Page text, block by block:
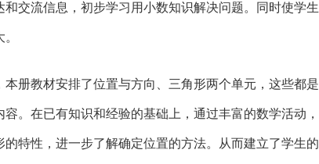
和交流信息，初步学习用小数知识解决问题。同时使学生
本册教材安排了位置与方向、三角形两个单元，这些都是
。在已有知识和经验的基础上，通过丰富的数学活动，
的特性，进一步了解确定位置的方法。从而建立了学生的